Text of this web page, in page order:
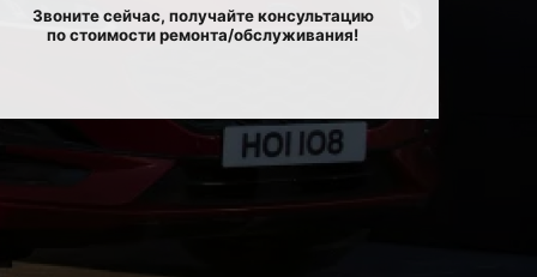
Звоните сейчас, получайте консультацию
по стоимости ремонта/обслуживания!